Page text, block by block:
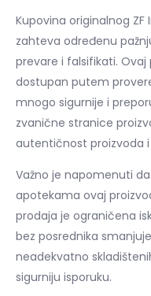
Kupovina originalnog
zahteva određenu
prevare i falsifikati.
dostupan putem
mnogo sigurnije i
zvanične stranice
autentičnost proizvoda
Važno je napomenuti
apotekama ovaj
prodaja je ograničena
bez posrednika
neadekvatno
sigurniju isporuku.